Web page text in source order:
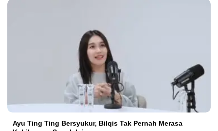
Ayu Ting Ting Bersyukur, Bilqis Tak Pernah Merasa